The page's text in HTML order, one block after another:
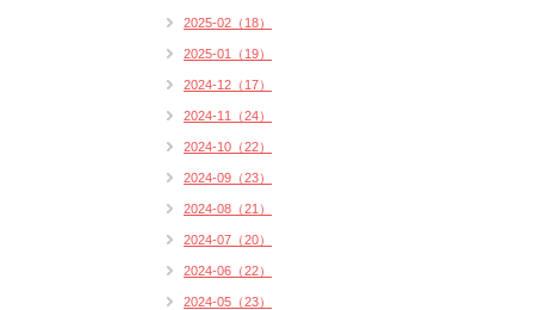
2025-02（18）
2025-01（19）
2024-12（17）
2024-11（24）
2024-10（22）
2024-09（23）
2024-08（21）
2024-07（20）
2024-06（22）
2024-05（23）